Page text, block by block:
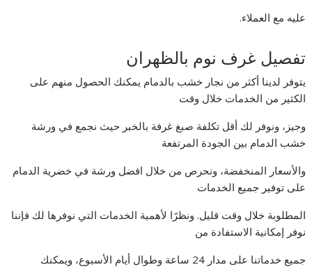
عليه مع العملاء.
تفصيل غرف نوم بالظهران
يتوفر لدينا أكثر من نجار خشب بالدمام يمكنك الحصول منهم على
الكثير من الخدمات خلال وقت
وجيز، ونوفر لك أقل تكلفة صبغ غرفة بالخبر حيث نجمع في ورشة
خشب الدمام بين الجودة المرتفعة
والأسعار المنخفضة، ونحرص من خلال افضل ورشة في خضرية الدمام
على توفير جميع الخدمات
المطلوبة خلال وقت قليل. ونظرًا لأهمية الخدمات التي نوفرها لك فإننا
نوفر إمكانية الاستفادة من
جميع خدماتنا على مدار 24 ساعة وطوال أيام الأسبوع، ويمكنك